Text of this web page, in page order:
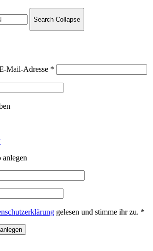
Search Collapse
Mail-Adresse *
gelesen und stimme ihr zu. *